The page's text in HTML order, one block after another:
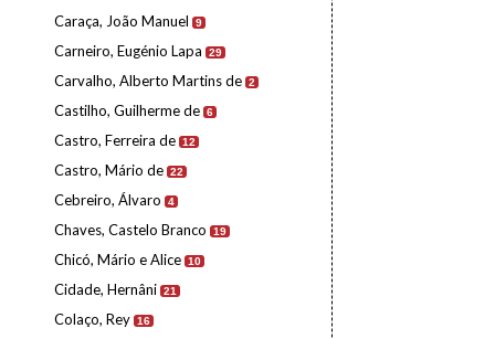
Caraça, João Manuel 9
Carneiro, Eugénio Lapa 29
Carvalho, Alberto Martins de 2
Castilho, Guilherme de 6
Castro, Ferreira de 12
Castro, Mário de 22
Cebreiro, Álvaro 4
Chaves, Castelo Branco 19
Chicó, Mário e Alice 10
Cidade, Hernâni 21
Colaço, Rey 16